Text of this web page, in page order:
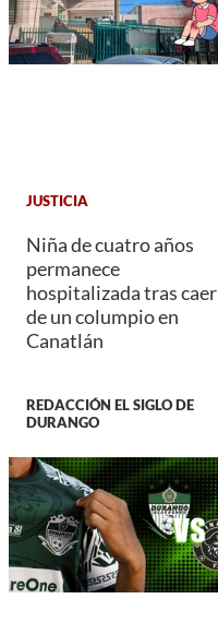
JUSTICIA
Niña de cuatro años
permanece
hospitalizada tras caer
de un columpio en
Canatlán
REDACCIÓN EL SIGLO DE
DURANGO